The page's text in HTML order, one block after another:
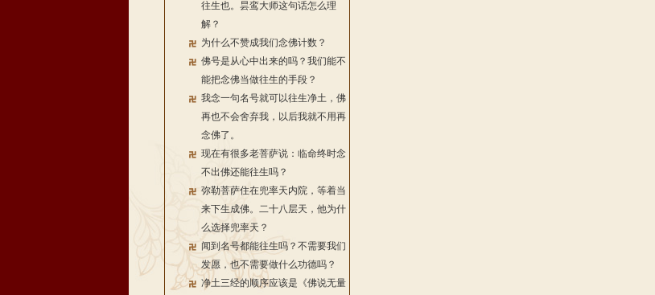
往生也。昙鸾大师这句话怎么理
解？
为什么不赞成我们念佛计数？
佛号是从心中出来的吗？我们能不
能把念佛当做往生的手段？
我念一句名号就可以往生净土，佛
再也不会舍弃我，以后我就不用再
念佛了。
现在有很多老菩萨说：临命终时念
不出佛还能往生吗？
弥勒菩萨住在兜率天内院，等着当
来下生成佛。二十八层天，他为什
么选择兜率天？
闻到名号都能往生吗？不需要我们
发愿，也不需要做什么功德吗？
净土三经的顺序应该是《佛说无量